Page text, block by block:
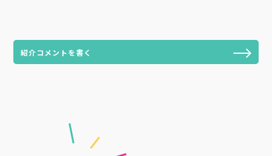
紹介コメントを書く